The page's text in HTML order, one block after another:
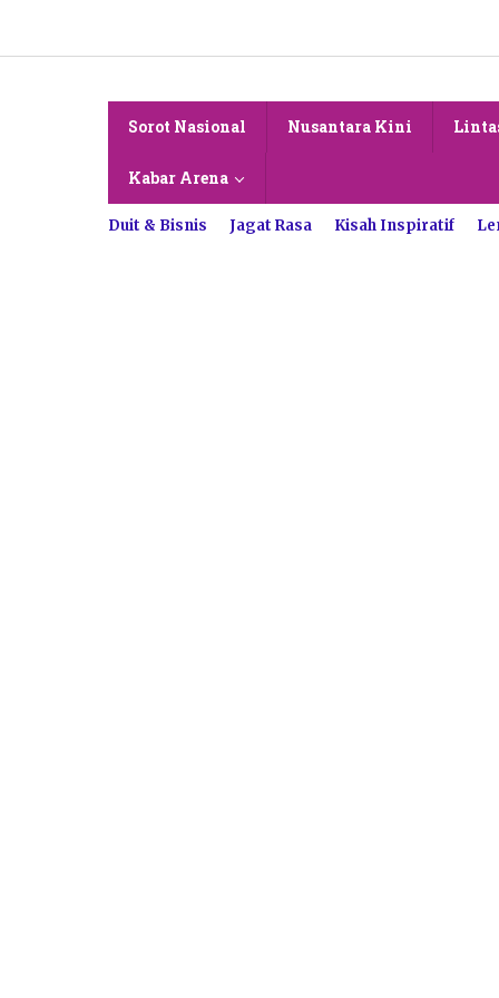
konten
Sorot Nasional Nusantara Kini
Kabar Arena
Duit & Bisnis Jagat Rasa Kisah Inspiratif